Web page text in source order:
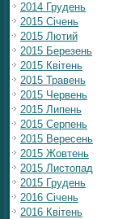
2014 Грудень
2015 Січень
2015 Лютий
2015 Березень
2015 Квітень
2015 Травень
2015 Червень
2015 Липень
2015 Серпень
2015 Вересень
2015 Жовтень
2015 Листопад
2015 Грудень
2016 Січень
2016 Квітень